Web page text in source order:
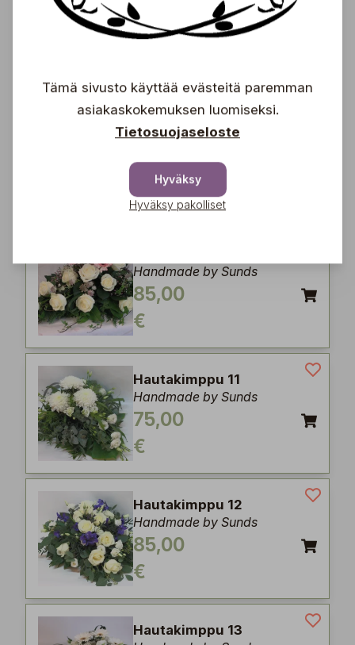
Hautakimppu 8
Handmade by Sunds
80,00
Hautakimppu 9
85,00
€
Handmade by Sunds
85,00
€
Hautakimppu 11
Handmade by Sunds
75,00
€
Hautakimppu 12
Handmade by Sunds
85,00
€
Hautakimppu 13
Tämä sivusto käyttää evästeitä paremman
asiakaskokemuksen luomiseksi.
Tietosuojaseloste
Hyväksy
Hyväksy pakolliset